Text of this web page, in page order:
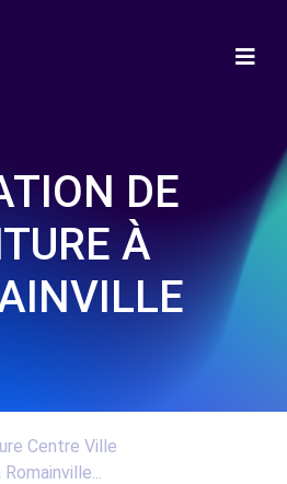
DE
À
Centre Ville